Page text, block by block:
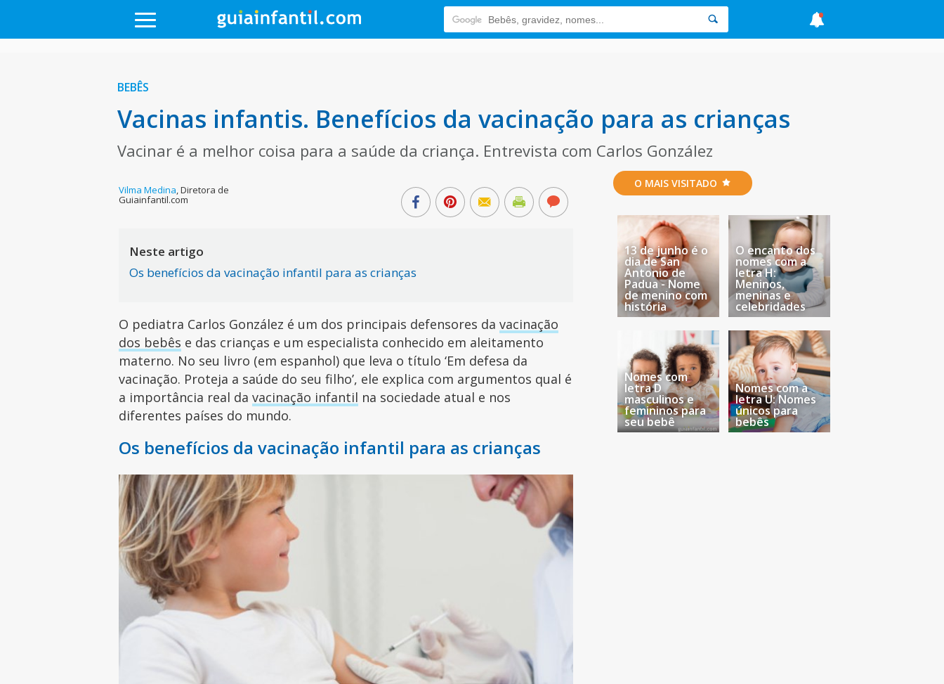
BEBÊS
Vacinas infantis. Benefícios da vacinação para as crianças
Vacinar é a melhor coisa para a saúde da criança. Entrevista com Carlos González
Vilma Medina,Diretora de
Guiainfantil.com
Neste artigo
Os benefícios da vacinação infantil para as crianças
O pediatra Carlos González é um dos principais defensores davacinação
dos bebês e das crianças e um especialista conhecido em aleitamento
materno. No seu livro (em espanhol) que leva o título ‘Em defesa da
vacinação. Proteja a saúde do seu filho’, ele explica com argumentos qual é
a importância real davacinação infantil na sociedade atual e nos
diferentes países do mundo.
Os benefícios da vacinação infantil para as crianças
O MAIS VISITADO
13 de junho é o
dia de San
Antonio de
Padua - Nome
de menino com
história
O encanto dos
nomes com a
letra H:
Meninos,
meninas e
celebridades
Nomes com
letra D
masculinos e
femininos para
seu bebê
Nomes com a
letra U: Nomes
únicos para
bebês